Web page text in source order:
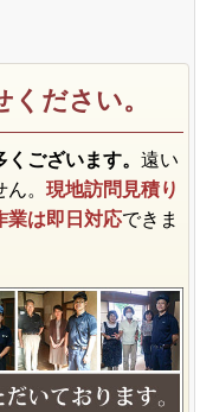
ださい。
くございます。遠い
ん。現地訪問見積り
業は即日対応できま